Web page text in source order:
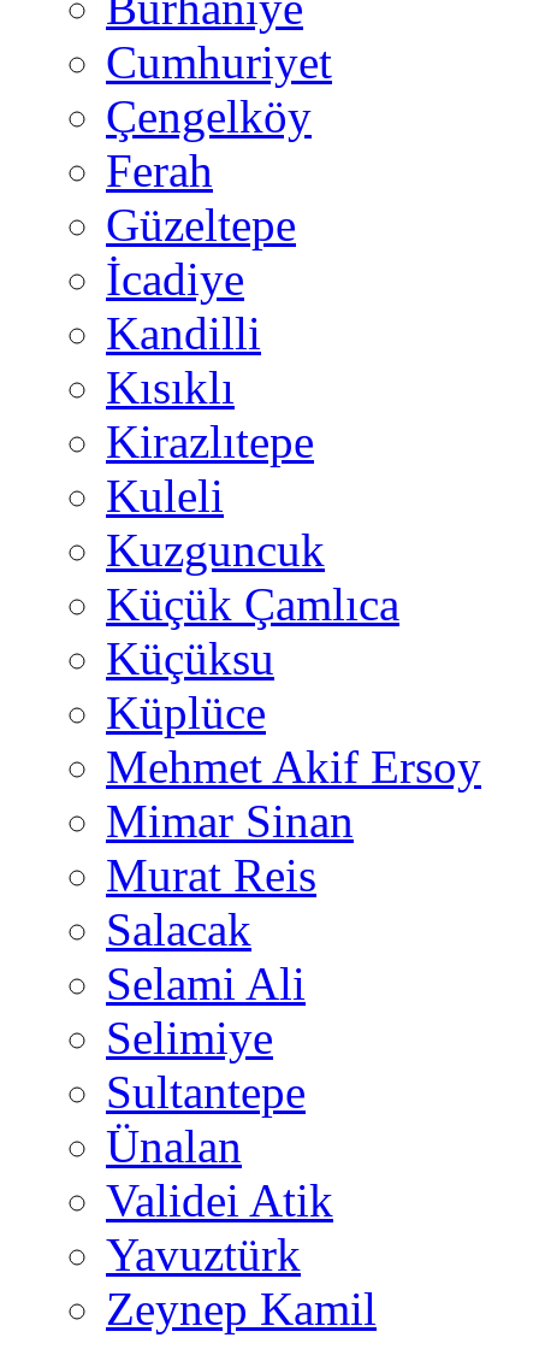
Cumhuriyet
Çengelköy
Ferah
Güzeltepe
İcadiye
Kandilli
Kısıklı
Kirazlıtepe
Kuleli
Kuzguncuk
Küçük Çamlıca
Küçüksu
Küplüce
Mehmet Akif Ersoy
Mimar Sinan
Murat Reis
Salacak
Selami Ali
Selimiye
Sultantepe
Ünalan
Validei Atik
Yavuztürk
Zeynep Kamil